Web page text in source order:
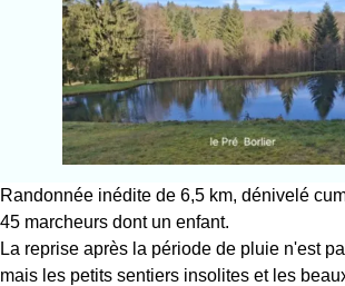
Randonnée inédite de 6,5 km, dénivelé
45 marcheurs dont un enfant.
La reprise après la période de pluie n'est
mais les petits sentiers insolites et les